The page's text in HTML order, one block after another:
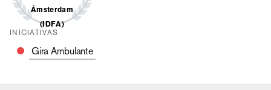
Ámsterdam
(IDFA)
INICIATIVAS
Gira Ambulante